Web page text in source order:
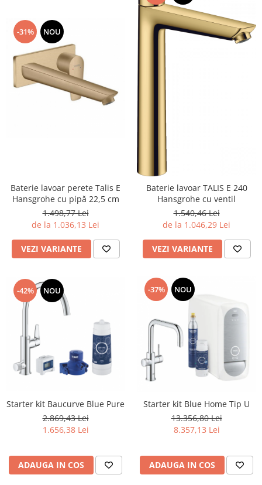
Cabine si usi de dus
Cadite dus
Rigole dus, sifoane
Cazi de baie
Cazi drepte
Sifoane -sisteme de umplere cazi
Rezervoare WC
Rezervoare pe vas
Rezervoare incastrabile
Clapete de actionare WC
Baterii bucatarie
Lavoare freestanding
Lavoare pe blat
Lavoare sub blat
Lavoare pe mobilier
Lavoare incastrabile
Lavoare suspendate,semipiedestal
Bideuri stative
Bideuri suspendate
Vase WC suspendate
Grohe
Hansgrohe
Ideal Standard
Kolo
Oristo
-31% NOU
Baterie lavoar perete Talis E
Hansgrohe cu pipă 22,5 cm
1.498,77 Lei
de la 1.036,13 Lei
VEZI VARIANTE
Baterie lavoar TALIS E 240
Hansgrohe cu ventil
1.540,46 Lei
de la 1.046,29 Lei
VEZI VARIANTE
-42% NOU
Starter kit Baucurve Blue Pure
2.869,43 Lei
1.656,38 Lei
ADAUGA IN COS
-37% NOU
Starter kit Blue Home Tip U
13.356,80 Lei
8.357,13 Lei
ADAUGA IN COS